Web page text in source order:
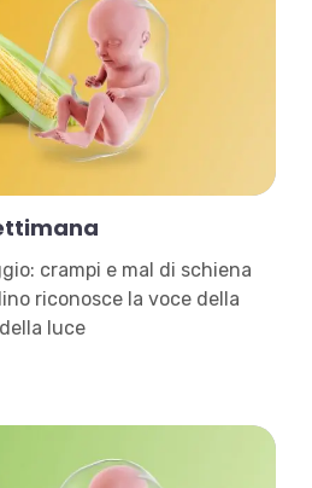
crampi e mal di schiena
riconosce la voce della
luce